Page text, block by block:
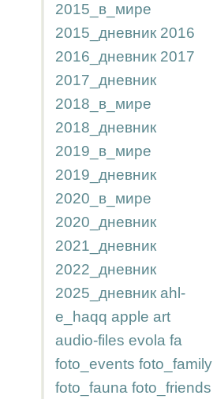
2015_в_мире
2015_дневник 2016
2016_дневник 2017
2017_дневник
2018_в_мире
2018_дневник
2019_в_мире
2019_дневник
2020_в_мире
2020_дневник
2021_дневник
2022_дневник
2025_дневник ahl-
e_haqq apple art
audio-files evola fa
foto_events foto_family
foto_fauna foto_friends